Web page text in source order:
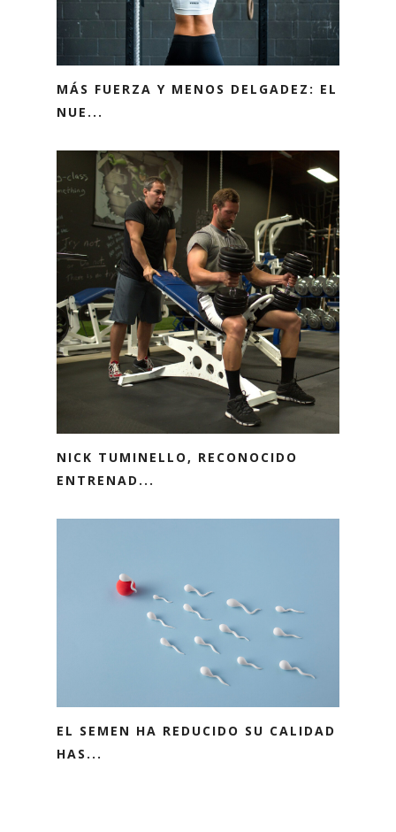
MÁS FUERZA Y MENOS DELGADEZ: EL
NUE...
NICK TUMINELLO, RECONOCIDO
ENTRENAD...
EL SEMEN HA REDUCIDO SU CALIDAD
HAS...